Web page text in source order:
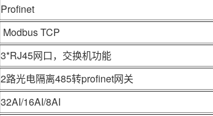
Profinet
Modbus TCP
3*RJ45网口，交换机功能
2路光电隔离485转profinet网关
32AI/16AI/8AI